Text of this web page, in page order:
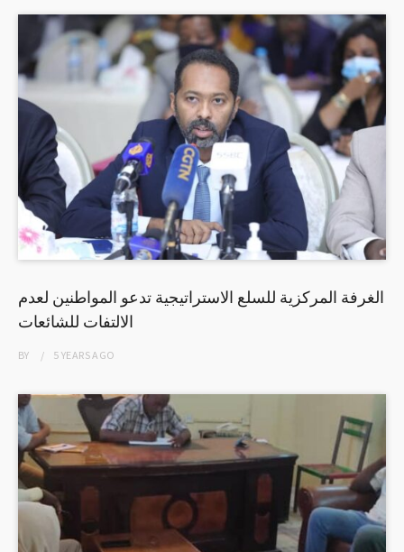
الغرفة المركزية للسلع الاستراتيجية تدعو المواطنين لعدم
الالتفات للشائعات
BY 5 YEARSAGO